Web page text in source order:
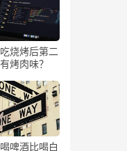
烧烤后第二
烤肉味？
啤酒比喝白